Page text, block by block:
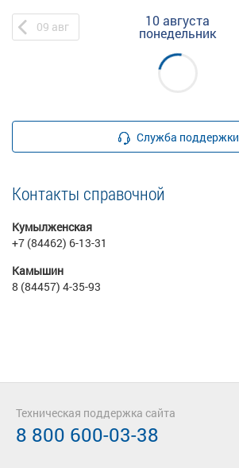
09 авг 10 августа
понедельник
Служба поддержки
Контакты справочной
Кумылженская
+7 (84462) 6-13-31
Камышин
8 (84457) 4-35-93
Техническая поддержка сайта
8 800 600-03-38